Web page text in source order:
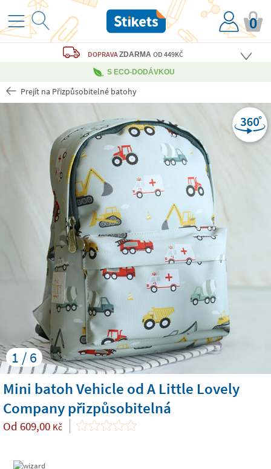
0
DOPRAVAZDARMAOD 449KČ
S ECO-DODÁVKOU
Prejít na Přizpůsobitelné batohy
1 / 6
Mini batoh Vehicle od A Little Lovely
Company přizpůsobitelná
Od 609,00 Kč